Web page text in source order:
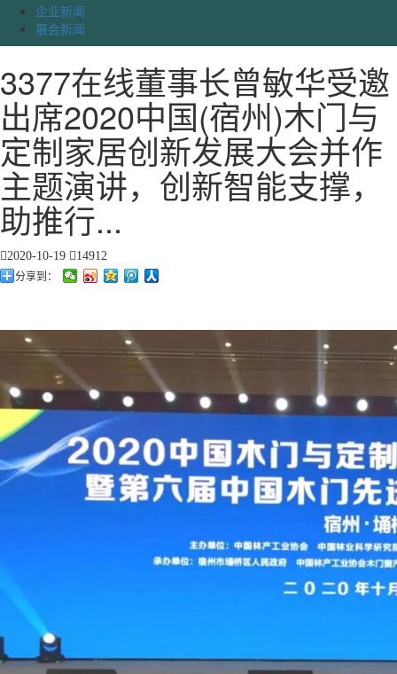
企业新闻
展会新闻
3377在线董事长曾敏华受邀
出席2020中国(宿州)木门与
定制家居创新发展大会并作
主题演讲，创新智能支撑，
助推行...
2020-10-19 14912
分享到：